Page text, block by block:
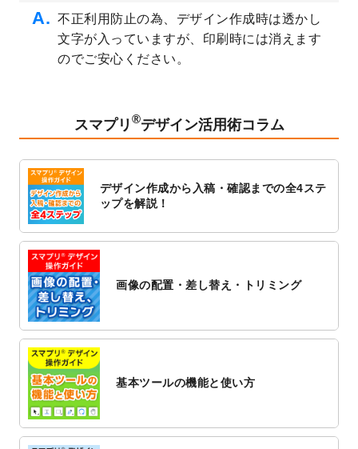
2023/3/13
クリアファイルのデザインテンプレート
追加しました。
2023/3/2
パワーポイント版テンプレートをダウンロ
追加しました。
2023/1/13
4月始まりのカレンダーデザインテンプレー
2023/1/5
スタンプカードのデザインテンプレート
追加しました。
2022/12/26
止のお知らせ
2022/12/16
トを公開いたしました。
2022/12/1
2022/11/25
【新商品】封筒が作成できるようになりま
2022/11/25
【新商品】クリアファイルが作成できるよ
2022/11/4
しました。
不正利用防止の為、デザイン作成時は透かし
文字が入っていますが、印刷時には消えます
のでご安心ください。
スマプリ ®デザイン活用術コラム
デザイン作成から入稿・確認までの全4ステ
ップを解説！
画像の配置・差し替え・トリミング
基本ツールの機能と使い方